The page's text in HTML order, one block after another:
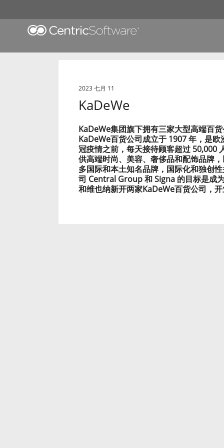
2023 七月 11
KaDeWe
KaDeWe集团旗下拥有三家大型高端百
KaDeWe百货公司成立于 1907 年，是
冠疫情之前，每天接待顾客超过 50,000
供高端时尚、美容、奢侈品和配饰品牌
多国际和本土知名品牌，国际化和独创
司 Central Group 和 Signa 的目标是成
和维也纳新开两家KaDeWe百货公司，